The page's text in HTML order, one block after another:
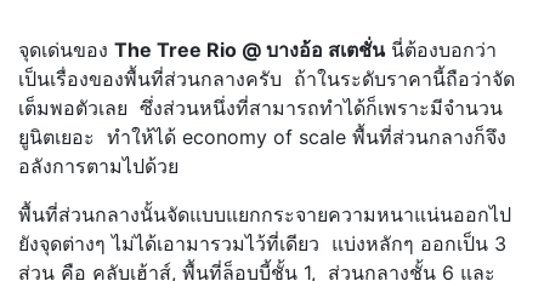
จุดเด่นของ The Tree Rio @ บางอ้อ สเตชั่นนี่ต้องบอกว่า
เป็นเรื่องของพื้นที่ส่วนกลางครับ ถ้าในระดับราคานี้ถือว่าจัด
เต็มพอตัวเลย ซึ่งส่วนหนึ่งที่สามารถทำได้ก็เพราะมีจำนวน
ยูนิตเยอะ ทำให้ได้ economy of scale พื้นที่ส่วนกลางก็จึง
อลังการตามไปด้วย
พื้นที่ส่วนกลางนั้นจัดแบบแยกกระจายความหนาแน่นออกไป
ยังจุดต่างๆ ไม่ได้เอามารวมไว้ที่เดียว แบ่งหลักๆ ออกเป็น 3
ส่วน คือ คลับเฮ้าส์, พื้นที่ล็อบบี้ชั้น 1, ส่วนกลางชั้น 6 และ